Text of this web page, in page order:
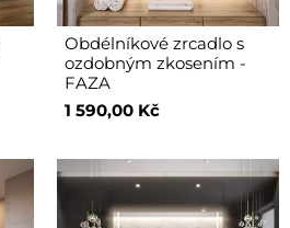
Obdélníkové zrcadlo s
ozdobným zkosením -
FAZA
1 590,00 Kč